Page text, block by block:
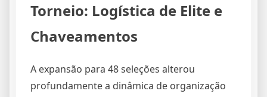
Torneio: Logística de Elite e
Chaveamentos
A expansão para 48 seleções alterou
profundamente a dinâmica de organização